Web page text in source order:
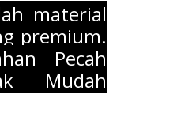
material
premium.
Pecah
Mudah